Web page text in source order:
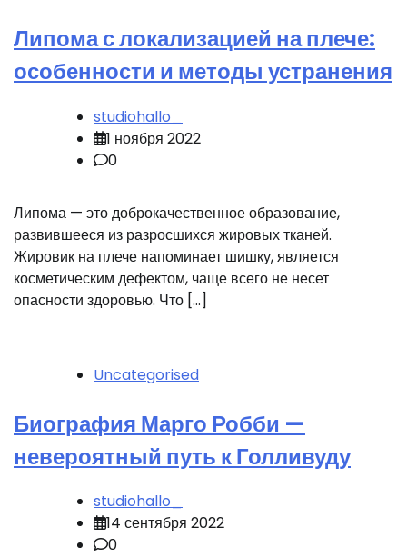
Липома с локализацией на плече:
особенности и методы устранения
studiohallo_
1 ноября 2022
0
Липома — это доброкачественное образование,
развившееся из разросшихся жировых тканей.
Жировик на плече напоминает шишку, является
косметическим дефектом, чаще всего не несет
опасности здоровью. Что […]
Uncategorised
Биография Марго Робби —
невероятный путь к Голливуду
studiohallo_
14 сентября 2022
0